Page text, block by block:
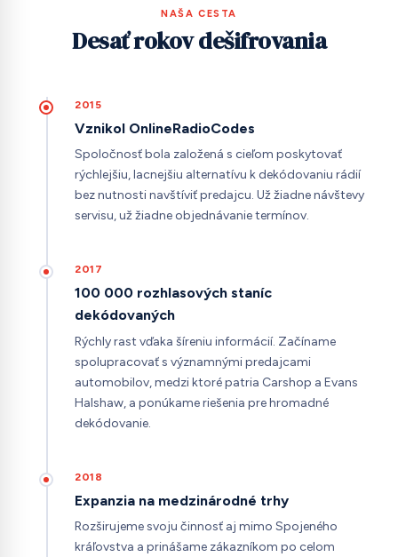
NAŠA CESTA
Desať rokov dešifrovania
2015
Vznikol OnlineRadioCodes
Spoločnosť bola založená s cieľom poskytovať
rýchlejšiu, lacnejšiu alternatívu k dekódovaniu rádií
bez nutnosti navštíviť predajcu. Už žiadne návštevy
servisu, už žiadne objednávanie termínov.
2017
100 000 rozhlasových staníc
dekódovaných
Rýchly rast vďaka šíreniu informácií. Začíname
spolupracovať s významnými predajcami
automobilov, medzi ktoré patria Carshop a Evans
Halshaw, a ponúkame riešenia pre hromadné
dekódovanie.
2018
Expanzia na medzinárodné trhy
Rozširujeme svoju činnosť aj mimo Spojeného
kráľovstva a prinášame zákazníkom po celom